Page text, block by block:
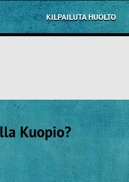
KILPAILUTA HUOLTO
Kuopio?